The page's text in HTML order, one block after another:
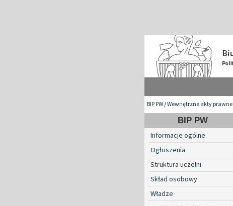
BIP PW/Wewnętrzne akty prawne
BIP PW
Informacje ogólne
Ogłoszenia
Struktura uczelni
Skład osobowy
Władze